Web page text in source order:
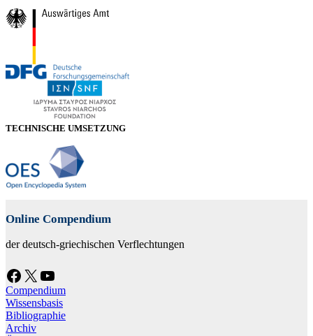
TECHNISCHE UMSETZUNG
Online Compendium
der deutsch-griechischen Verflechtungen
Facebook X YouTube
Compendium
Wissensbasis
Bibliographie
Archiv